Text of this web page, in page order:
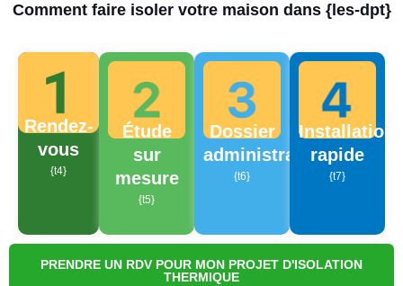
Comment faire isoler votre maison dans {les-dpt}
Rendez-
vous
{t4}
Étude
sur
mesure
{t5}
Dossier
administratif
{t6}
Installation
rapide
{t7}
PRENDRE UN RDV POUR MON PROJET D'ISOLATION
THERMIQUE